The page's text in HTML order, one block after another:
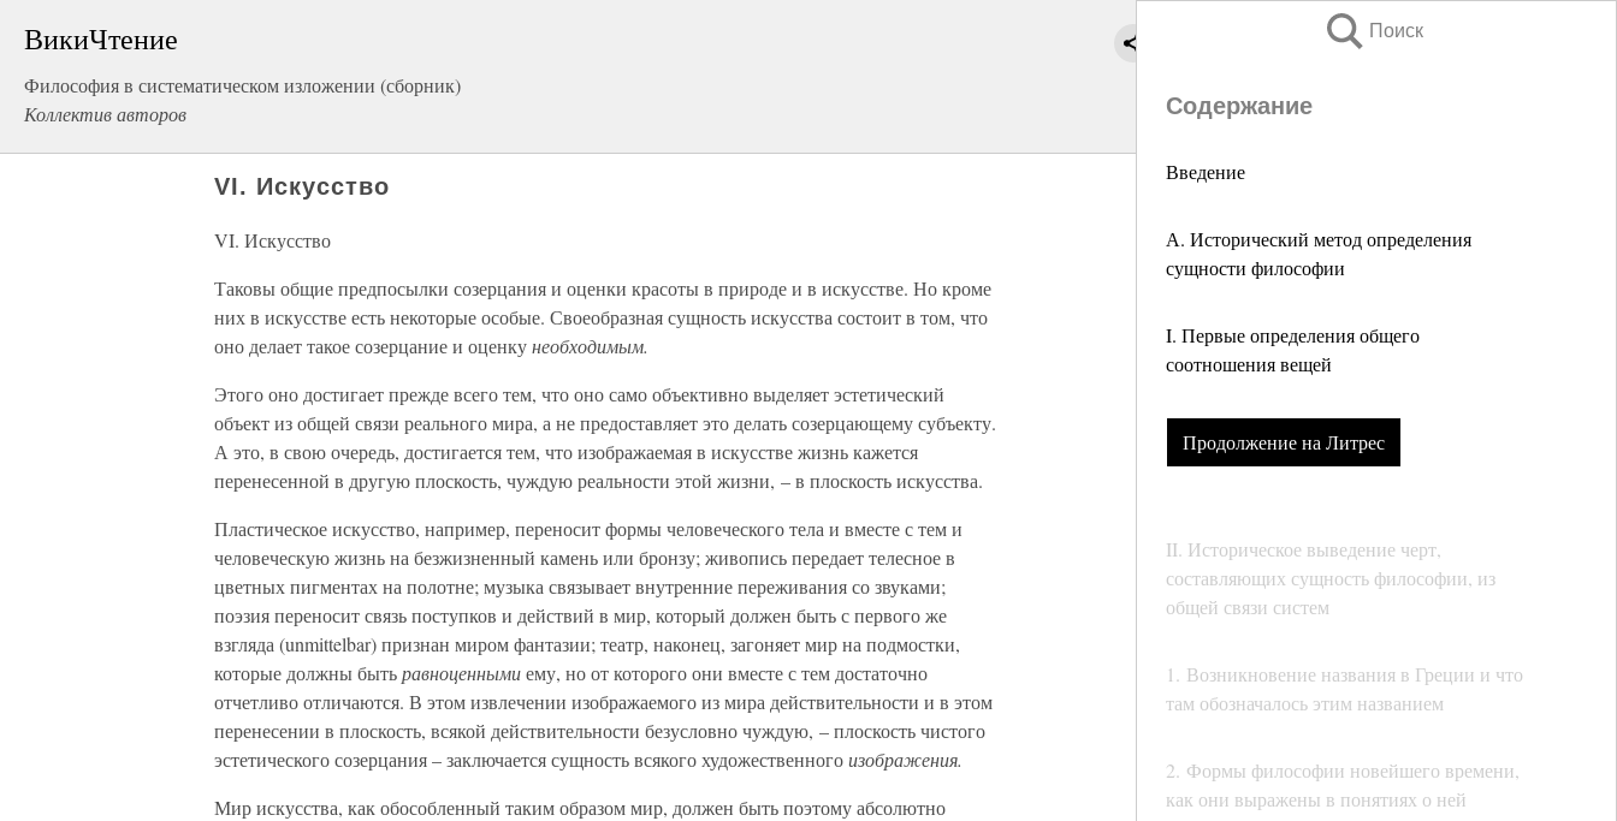
ВикиЧтение
Философия в систематическом изложении (сборник)
Коллектив авторов
Поиск
Содержание
Введение
А. Исторический метод определения
сущности философии
I. Первые определения общего
соотношения вещей
Продолжение на Литрес
II. Историческое выведение черт,
составляющих сущность философии, из
общей связи систем
1. Возникновение названия в Греции и что
там обозначалось этим названием
2. Формы философии новейшего времени,
как они выражены в понятиях о ней
VI. Искусство
VI. Искусство
Таковы общие предпосылки созерцания и оценки красоты в природе и в искусстве. Но кроме
них в искусстве есть некоторые особые. Своеобразная сущность искусства состоит в том, что
оно делает такое созерцание и оценкунеобходимым.
Этого оно достигает прежде всего тем, что оно само объективно выделяет эстетический
объект из общей связи реального мира, а не предоставляет это делать созерцающему субъекту.
А это, в свою очередь, достигается тем, что изображаемая в искусстве жизнь кажется
перенесенной в другую плоскость, чуждую реальности этой жизни, – в плоскость искусства.
Пластическое искусство, например, переносит формы человеческого тела и вместе с тем и
человеческую жизнь на безжизненный камень или бронзу; живопись передает телесное в
цветных пигментах на полотне; музыка связывает внутренние переживания со звуками;
поэзия переносит связь поступков и действий в мир, который должен быть с первого же
взгляда (unmittelbar) признан миром фантазии; театр, наконец, загоняет мир на подмостки,
которые должны бытьравноценнымиему, но от которого они вместе с тем достаточно
отчетливо отличаются. В этом извлечении изображаемого из мира действительности и в этом
перенесении в плоскость, всякой действительности безусловно чуждую, – плоскость чистого
эстетического созерцания – заключается сущность всякого художественногоизображения.
Мир искусства, как обособленный таким образом мир, должен быть поэтому абсолютно